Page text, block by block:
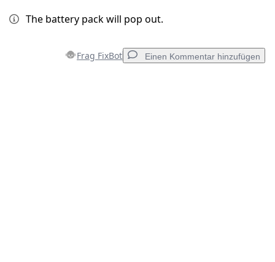
The battery pack will pop out.
Frag FixBot Einen Kommentar hinzufügen